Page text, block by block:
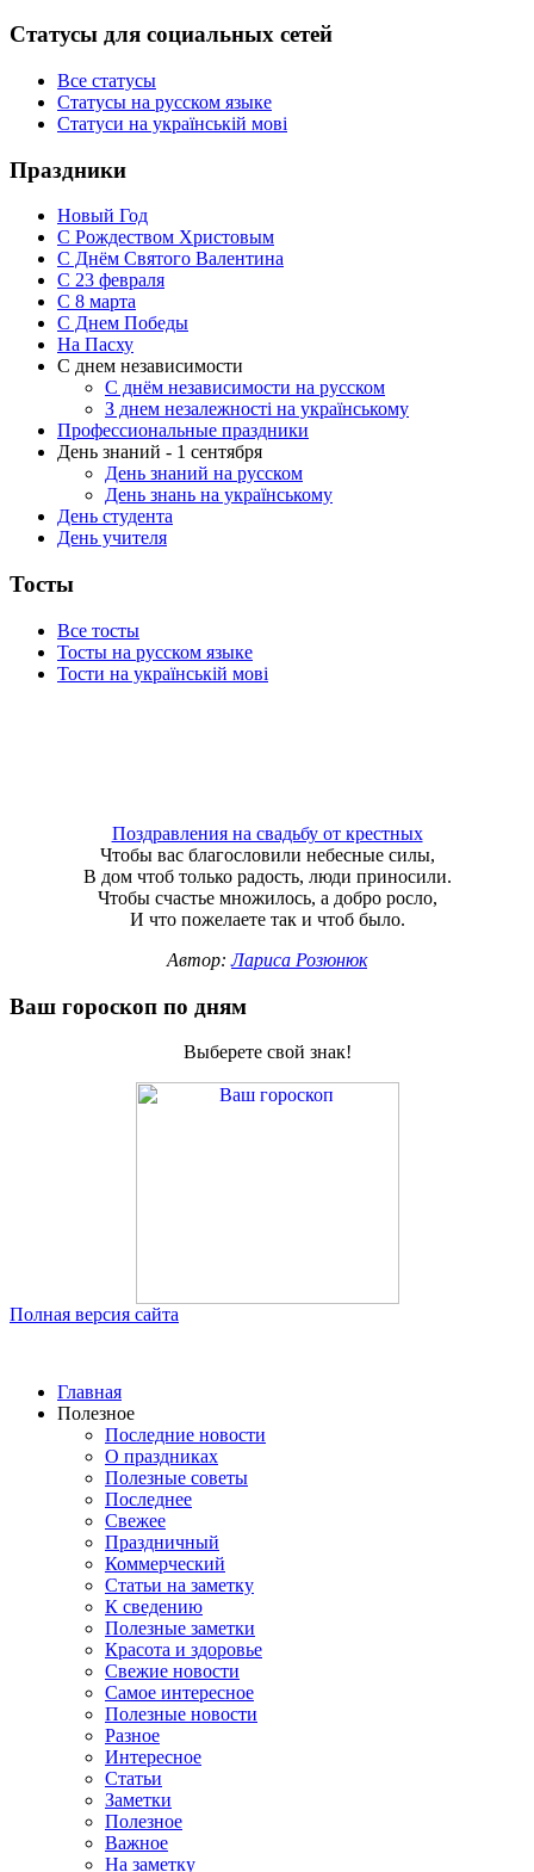
Статусы для социальных сетей
Все статусы
Статусы на русском языке
Статуси на українській мові
Праздники
Новый Год
С Рождеством Христовым
С Днём Святого Валентина
С 23 февраля
C 8 марта
С Днем Победы
На Пасху
С днем независимости
С днём независимости на русском
З днем незалежності на українському
Профессиональные праздники
День знаний - 1 сентября
День знаний на русском
День знань на українському
День студента
День учителя
Тосты
Все тосты
Тосты на русском языке
Тости на українській мові
Поздравления на свадьбу от крестных
Чтобы вас благословили небесные силы,
В дом чтоб только радость, люди приносили.
Чтобы счастье множилось, а добро росло,
И что пожелаете так и чтоб было.
Автор:Лариса Розюнюк
Ваш гороскоп по дням
Выберете свой знак!
Полная версия сайта
Главная
Полезное
Последние новости
О праздниках
Полезные советы
Последнее
Свежее
Праздничный
Коммерческий
Статьи на заметку
К сведению
Полезные заметки
Красота и здоровье
Свежие новости
Самое интересное
Полезные новости
Разное
Интересное
Статьи
Заметки
Полезное
Важное
На заметку